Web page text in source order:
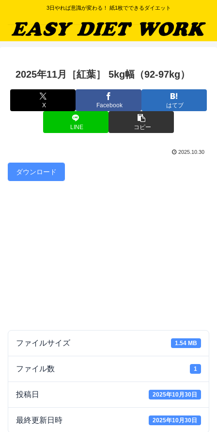
3日やれば意識が変わる！ 紙1枚でできるダイエット
2025年11月［紅葉］ 5kg幅（92-97kg）
X Facebook はてブ
LINE コピー
2025.10.30
ダウンロード
ファイルサイズ 1.54 MB
ファイル数 1
投稿日 2025年10月30日
最終更新日時 2025年10月30日